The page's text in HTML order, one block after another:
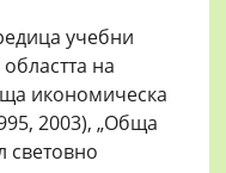
учебни
на
икономическа
2003), „Обща
световно